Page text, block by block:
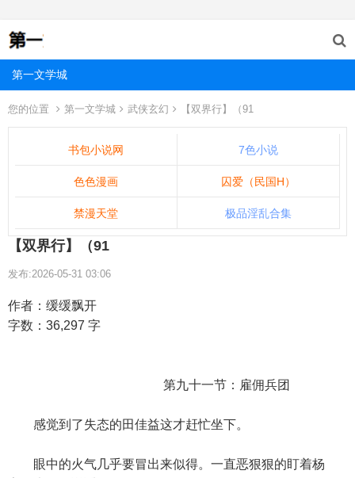
第一文学城
您的位置 第一文学城 武侠玄幻 【双界行】（91
书包小说网 7色小说
色色漫画 囚爱（民国H）
禁漫天堂 极品淫乱合集
【双界行】（91
发布:2026-05-31 03:06
作者：缓缓飘开
字数：36,297 字
第九十一节：雇佣兵团
感觉到了失态的田佳益这才赶忙坐下。
眼中的火气几乎要冒出来似得。一直恶狠狠的盯着杨